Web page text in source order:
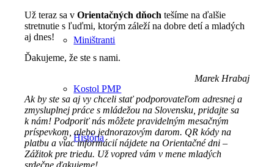
Miništranti
Kostol PMP
História
Už teraz sa vOrientačných dňoch tešíme na ďalšie
stretnutie s ľuďmi, ktorým záleží na dobre detí a mladých
aj dnes!
Ďakujeme, že ste s nami.
Marek Hrabaj
Ak by ste sa aj vy chceli stať podporovateľom adresnej a
zmysluplnej práce s mládežou na Slovensku, pridajte sa
k nám! Podporiť nás môžete pravidelným mesačným
príspevkom, alebo jednorazovým darom. QR kódy na
platbu a viac informácií nájdete na Orientačné dni –
Zážitok pre triedu. Už vopred vám v mene mladých
srdečne ďakujeme!